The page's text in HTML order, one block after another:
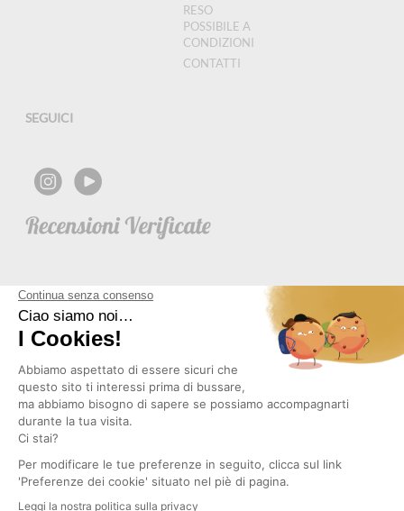
RESO
POSSIBILE A
CONDIZIONI
CONTATTI
SEGUICI
NEWSLETTER